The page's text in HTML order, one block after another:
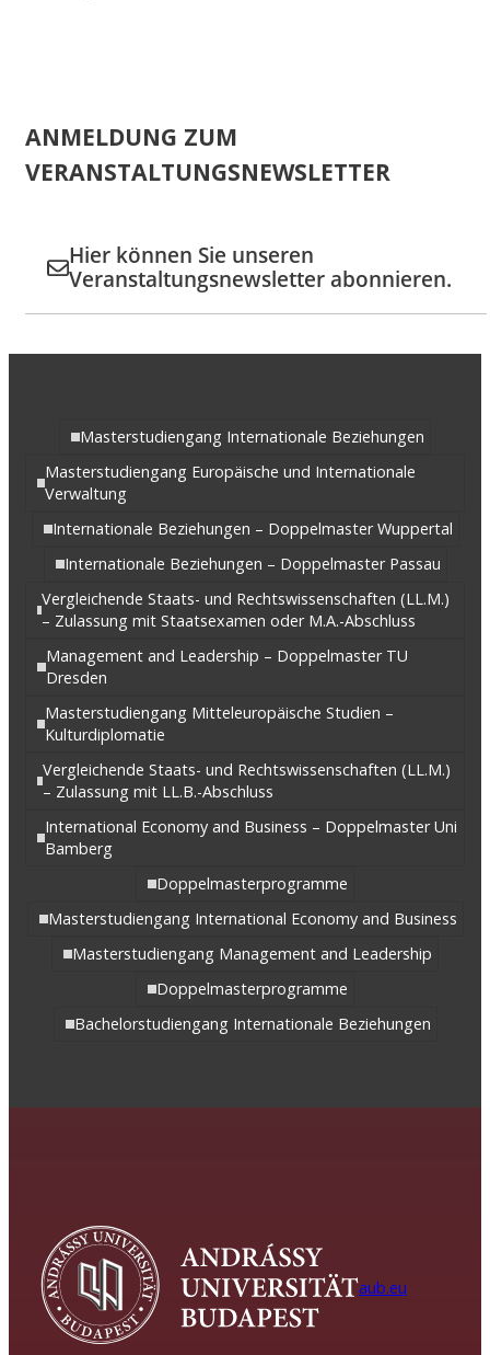
ANMELDUNG ZUM
VERANSTALTUNGSNEWSLETTER
Hier können Sie unseren
Veranstaltungsnewsletter abonnieren.
Masterstudiengang Internationale Beziehungen
Masterstudiengang Europäische und Internationale
Verwaltung
Internationale Beziehungen – Doppelmaster Wuppertal
Internationale Beziehungen – Doppelmaster Passau
Vergleichende Staats- und Rechtswissenschaften (LL.M.)
– Zulassung mit Staatsexamen oder M.A.-Abschluss
Management and Leadership – Doppelmaster TU
Dresden
Masterstudiengang Mitteleuropäische Studien –
Kulturdiplomatie
Vergleichende Staats- und Rechtswissenschaften (LL.M.)
– Zulassung mit LL.B.-Abschluss
International Economy and Business – Doppelmaster Uni
Bamberg
Doppelmasterprogramme
Masterstudiengang International Economy and Business
Masterstudiengang Management and Leadership
Doppelmasterprogramme
Bachelorstudiengang Internationale Beziehungen
aub.eu